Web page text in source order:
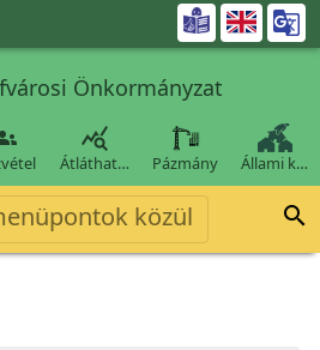

Önkormányzat

Átláthat… Pázmány Állami k…
közül 